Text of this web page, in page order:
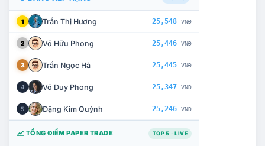
1 Trần Thị Hương 25,548 VNĐ
2 Võ Hữu Phong 25,446 VNĐ
3 Trần Ngọc Hà 25,445 VNĐ
4 Võ Duy Phong 25,347 VNĐ
5 Đặng Kim Quỳnh 25,246 VNĐ
TỔNG ĐIỂM PAPER TRADE TOP 5 · LIVE